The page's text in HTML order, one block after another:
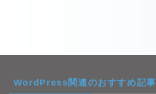
WordPress関連のおすすめ記事